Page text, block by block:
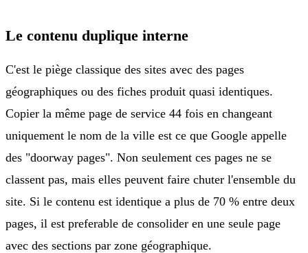
Le contenu duplique interne
C'est le piège classique des sites avec des pages
géographiques ou des fiches produit quasi identiques.
Copier la même page de service 44 fois en changeant
uniquement le nom de la ville est ce que Google appelle
des "doorway pages". Non seulement ces pages ne se
classent pas, mais elles peuvent faire chuter l'ensemble du
site. Si le contenu est identique a plus de 70 % entre deux
pages, il est preferable de consolider en une seule page
avec des sections par zone géographique.